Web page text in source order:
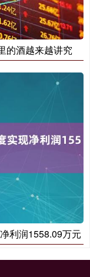
的酒越来越讲究
利润1558.09万元